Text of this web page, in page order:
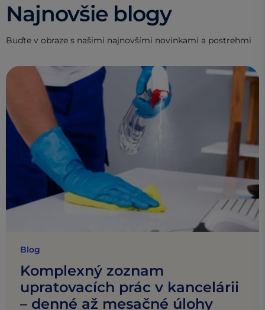
Najnovšie blogy
Buďte v obraze s našimi najnovšími novinkami a postrehmi
Blog
Komplexný zoznam
upratovacích prác v kancelárii
– denné až mesačné úlohy